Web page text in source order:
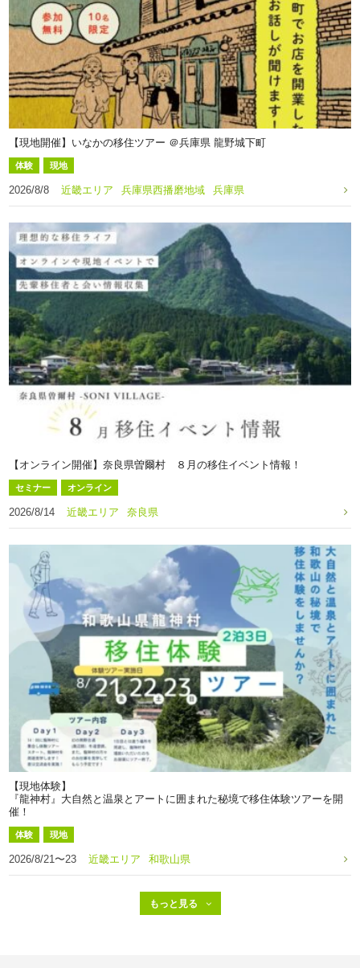
【現地開催】いなかの移住ツアー ＠兵庫県 龍野城下町
体験 現地
2026/8/8 近畿エリア 兵庫県西播磨地域 兵庫県
【オンライン開催】奈良県曽爾村 ８月の移住イベント情報！
セミナー オンライン
2026/8/14 近畿エリア 奈良県
【現地体験】
『龍神村』大自然と温泉とアートに囲まれた秘境で移住体験ツアーを開
催！
体験 現地
2026/8/21〜23 近畿エリア 和歌山県